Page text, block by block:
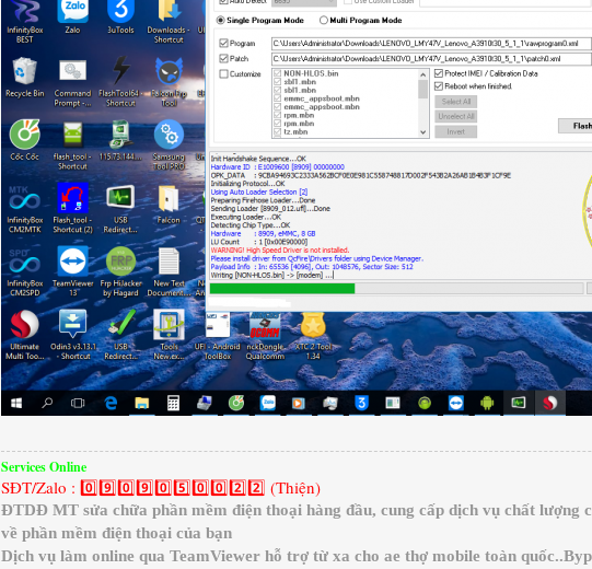
Services Online
SĐT/Zalo : 0️⃣9️⃣0️⃣9️⃣0️⃣5️⃣0️⃣0️⃣2️⃣2️⃣ (Thiện)
ĐTDĐ MT sửa chữa phần mềm điện thoại hàng đầu, cung cấp dịch vụ chất lượng
về phần mềm điện thoại của bạn
Dịch vụ làm online qua TeamViewer hỗ trợ từ xa cho ae thợ mobile toàn